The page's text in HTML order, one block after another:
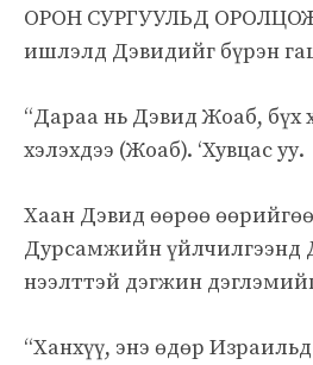
ОРОН СУРГУУЛЬД
ишлэлд Дэвидийг бүрэн
“Дараа нь Дэвид Жоаб, бүх
хэлэхдээ (Жоаб). ‘Хувцас уу.
Хаан Дэвид өөрөө
Дурсамжийн үйлчилгээнд
нээлттэй дэгжин
“Ханхүү, энэ өдөр